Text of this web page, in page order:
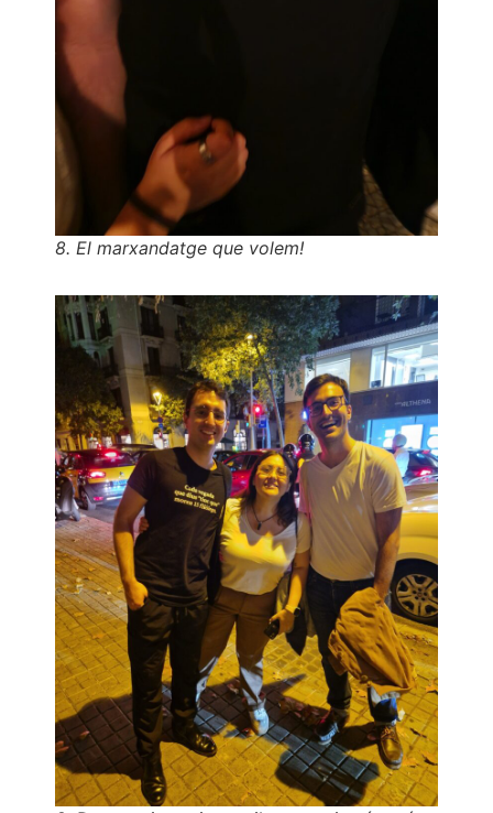
8. El marxandatge que volem!